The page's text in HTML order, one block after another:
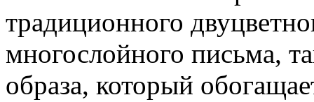
традиционного
многослойного письма,
образа, который